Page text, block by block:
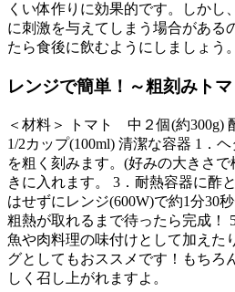
くい体作りに効果的です。しかし
に刺激を与えてしまう場合がある
たら食後に飲むようにしましょう。
レンジで簡単！～粗刻みト
＜材料＞ トマト 中２個(約
1/2カップ(100ml) 清潔な容器 1．
を粗く刻みます。(好みの大きさで
きに入れます。 3．耐熱容器に酢
はせずにレンジ(600W)で約1分30
粗熱が取れるまで待ったら完成！
魚や肉料理の味付けとして加えた
グとしてもおススメです！もちろ
しく召し上がれますよ。